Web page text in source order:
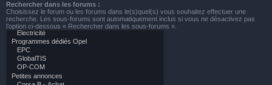
Rechercher dans les forums :
Choisissez le forum ou les forums dans le(s)quel(s) vous souhaitez effectuer une
recherche. Les sous-forums sont automatiquement inclus si vous ne désactivez pas
l’option ci-dessous « Rechercher dans les sous-forums ».